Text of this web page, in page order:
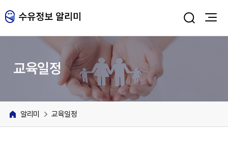
교육일정
알리미 교육일정